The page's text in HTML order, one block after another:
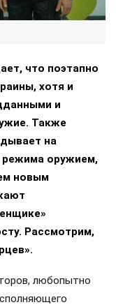
что поэтапно
хотя и
и
Также
на
режима оружием,
новым
Рассмотрим,
любопытно